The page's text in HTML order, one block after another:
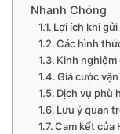
Nhanh Chóng
Lợi ích khi
Các hình
Kinh nghiệm
Giá cước
Dịch vụ phù
Lưu ý quan
Cam kết của